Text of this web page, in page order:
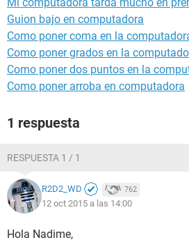
Guion bajo en computadora
Como poner coma en la
Como poner grados en la
Como poner dos puntos en la
Como poner arroba en computadora
1 respuesta
RESPUESTA 1 / 1
R2D2_WD 762
12 oct 2015 a las 14:00
Hola Nadime,